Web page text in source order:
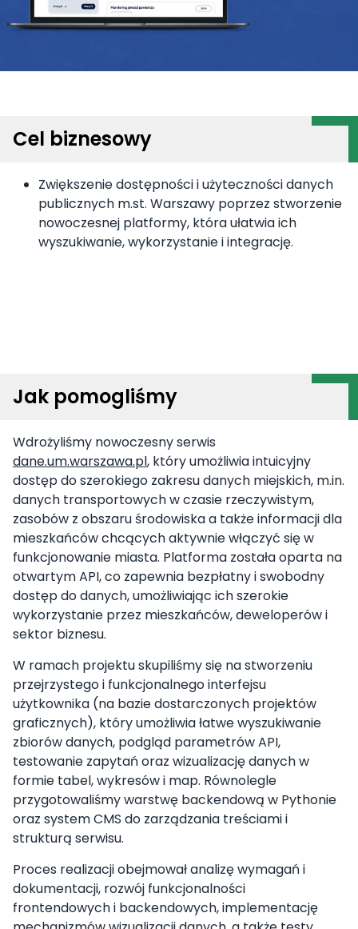
Cel biznesowy
Zwiększenie dostępności i użyteczności danych
publicznych m.st. Warszawy poprzez stworzenie
nowoczesnej platformy, która ułatwia ich
wyszukiwanie, wykorzystanie i integrację.
Jak pomogliśmy
Wdrożyliśmy nowoczesny serwis
dane.um.warszawa.pl, który umożliwia intuicyjny
dostęp do szerokiego zakresu danych miejskich, m.in.
danych transportowych w czasie rzeczywistym,
zasobów z obszaru środowiska a także informacji dla
mieszkańców chcących aktywnie włączyć się w
funkcjonowanie miasta. Platforma została oparta na
otwartym API, co zapewnia bezpłatny i swobodny
dostęp do danych, umożliwiając ich szerokie
wykorzystanie przez mieszkańców, deweloperów i
sektor biznesu.
W ramach projektu skupiliśmy się na stworzeniu
przejrzystego i funkcjonalnego interfejsu
użytkownika (na bazie dostarczonych projektów
graficznych), który umożliwia łatwe wyszukiwanie
zbiorów danych, podgląd parametrów API,
testowanie zapytań oraz wizualizację danych w
formie tabel, wykresów i map. Równolegle
przygotowaliśmy warstwę backendową w Pythonie
oraz system CMS do zarządzania treściami i
strukturą serwisu.
Proces realizacji obejmował analizę wymagań i
dokumentacji, rozwój funkcjonalności
frontendowych i backendowych, implementację